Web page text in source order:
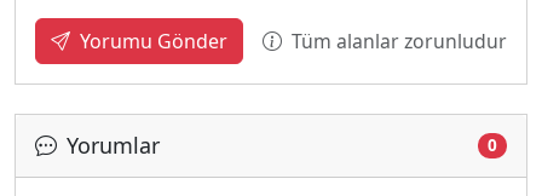
Yorumu Gönder Tüm alanlar zorunludur
Yorumlar 0